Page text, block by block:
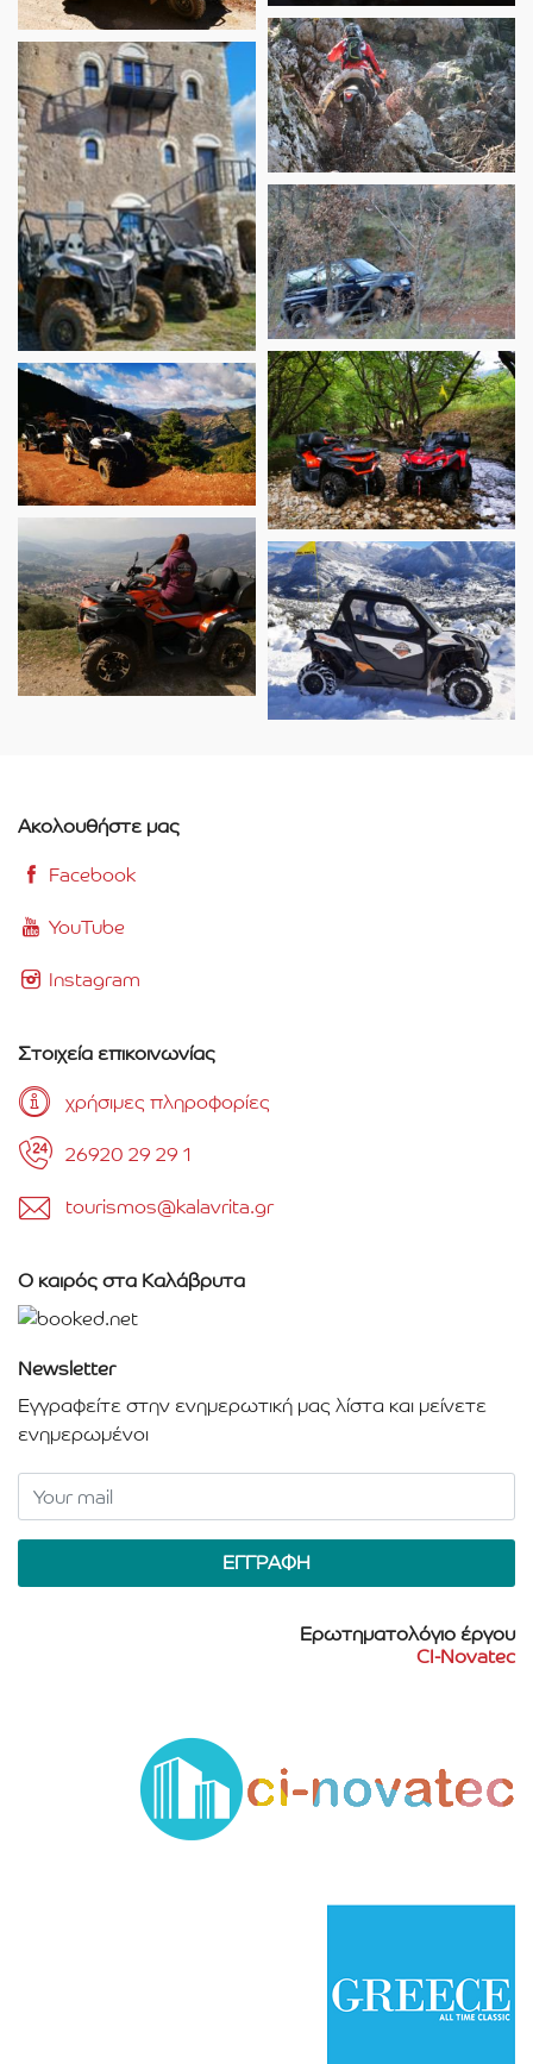
Ακολουθήστε μας
Facebook
YouTube
Instagram
Στοιχεία επικοινωνίας
χρήσιμες πληροφορίες
26920 29 29 1
tourismos@kalavrita.gr
Ο καιρός στα Καλάβρυτα
Newsletter
Εγγραφείτε στην ενημερωτική μας λίστα και μείνετε
ενημερωμένοι
Ερωτηματολόγιο έργου
CI-Novatec